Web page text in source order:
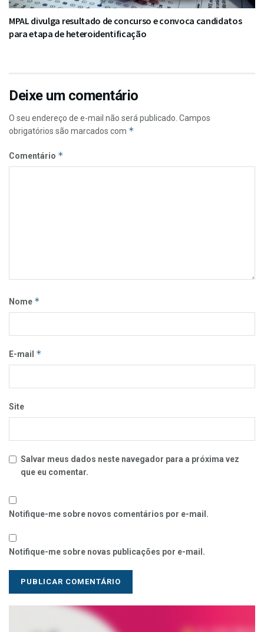
MPAL divulga resultado de concurso e convoca candidatos
para etapa de heteroidentificação
Deixe um comentário
O seu endereço de e-mail não será publicado. Campos
obrigatórios são marcados com *
Comentário *
Nome *
E-mail *
Site
Salvar meus dados neste navegador para a próxima vez
que eu comentar.
Notifique-me sobre novos comentários por e-mail.
Notifique-me sobre novas publicações por e-mail.